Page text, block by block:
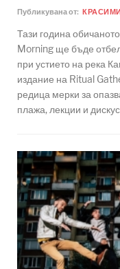
Публикувана от:
Тази година
Morning ще бъде
при устието на река
издание на Ritual
редица мерки за
плажа, лекции и